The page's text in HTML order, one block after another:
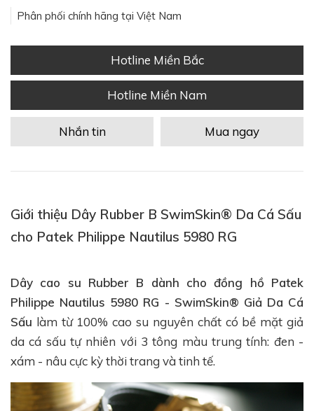
Phân phối chính hãng tại Việt Nam
Hotline Miền Bắc
Hotline Miền Nam
Nhắn tin Mua ngay
Giới thiệu Dây Rubber B SwimSkin® Da Cá Sấu
cho Patek Philippe Nautilus 5980 RG
Dây cao su Rubber B dành cho đồng hồ Patek
Philippe Nautilus 5980 RG - SwimSkin® Giả Da Cá
Sấu làm từ 100% cao su nguyên chất có bề mặt giả
da cá sấu tự nhiên với 3 tông màu trung tính: đen -
xám - nâu cực kỳ thời trang và tinh tế.